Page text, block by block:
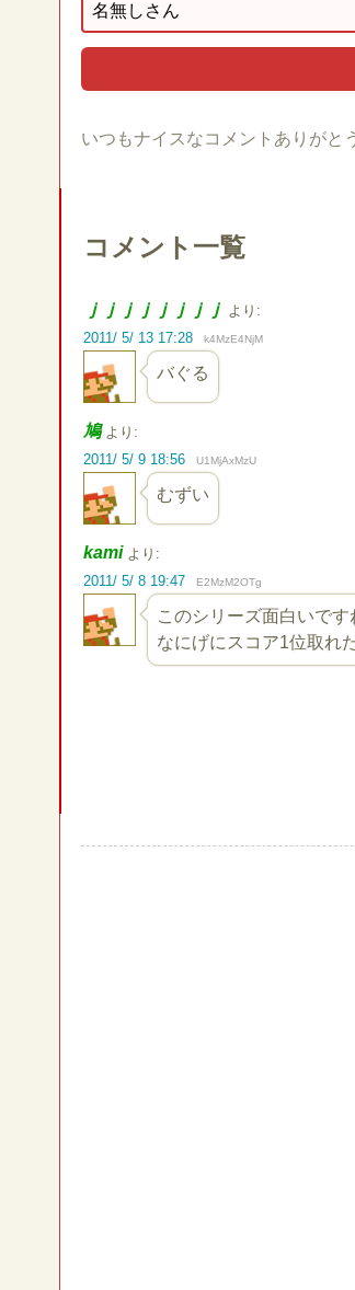
いつもナイスなコメントありがと
コメント一覧
ｊｊｊｊｊｊｊｊ より:
2011/ 5/ 13 17:28
k4MzE4NjM
バぐる
鳩 より:
2011/ 5/ 9 18:56
U1MjAxMzU
むずい
kami より:
2011/ 5/ 8 19:47
E2MzM2OTg
このシリーズ面白いです
なにげにスコア1位取れ